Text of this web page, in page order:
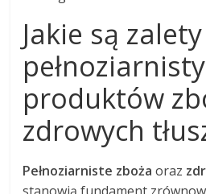
Jakie są zalety
produktów
zdrowych
Pełnoziarniste zboża oraz